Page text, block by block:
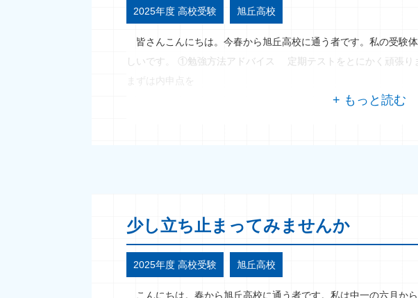
2025年度 高校受験 旭丘高校
皆さんこんにちは。今春から旭丘高校に通う者です。私の受験
しいです。 ①勉強方法アドバイス 定期テストをとにかく頑張り
まずは内申点を
少し立ち止まってみませんか
2025年度 高校受験 旭丘高校
こんにちは。春から旭丘高校に通う者です。私は中一の六月か